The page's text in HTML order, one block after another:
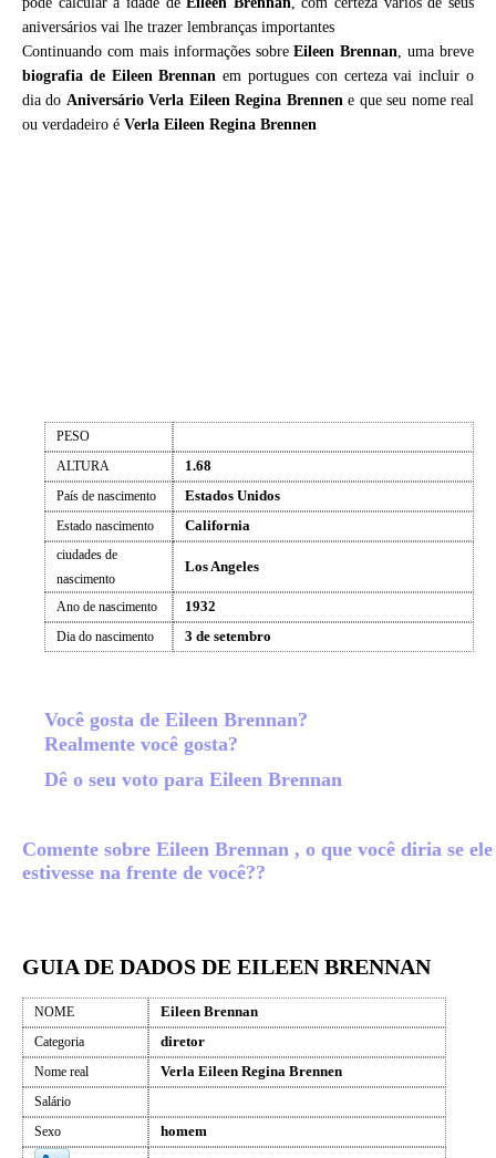
aniversários vai lhe trazer lembranças importantes
Continuando com mais informações sobreEileen Brennan, uma breve
biografia de Eileen Brennan em portugues con certeza vai incluir o
dia do Aniversário Verla Eileen Regina Brennene que seu nome real
ou verdadeiro é Verla Eileen Regina Brennen
PESO
ALTURA
1.68
País de nascimento Estados Unidos
Estado nascimento California
ciudades de
nascimento
Los Angeles
Ano de nascimento 1932
Dia do nascimento 3 de setembro
Você gosta de Eileen Brennan?
Realmente você gosta?
Dê o seu voto para Eileen Brennan
Comente sobre Eileen Brennan , o que você diria se ele
estivesse na frente de você??
GUIA DE DADOS DE EILEEN BRENNAN
NOME Eileen Brennan
Categoria diretor
Nome real Verla Eileen Regina Brennen
Salário
Sexo
homem